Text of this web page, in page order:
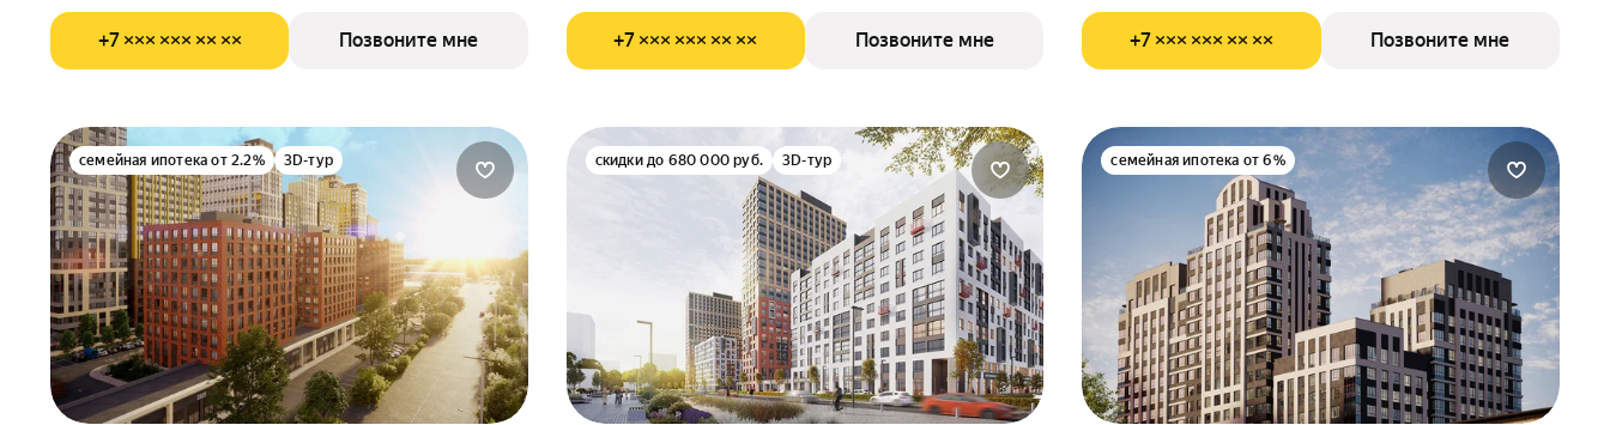
+7 ××× ××× ×× ×× Позвоните мне +7 ××× ××× ×× ×× Позвоните мне +7 ××× ××× ×× ×× Позвоните мне
семейная ипотека от 2.2% 3D-тур скидки до 680 000 руб. 3D-тур семейная ипотека от 6%